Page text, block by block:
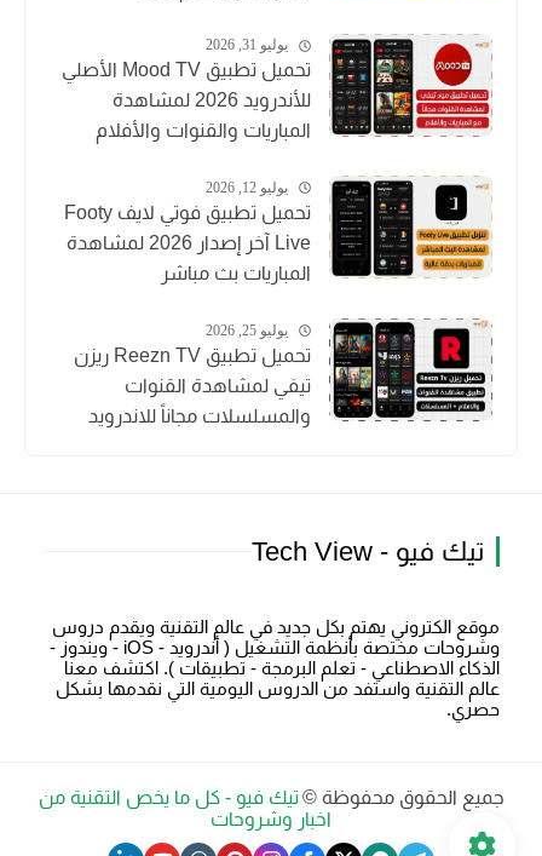
يوليو 31, 2026
تحميل تطبيق Mood TV الأصلي
للأندرويد 2026 لمشاهدة
المباريات والقنوات والأفلام
يوليو 12, 2026
تحميل تطبيق فوتي لايف Footy
Live آخر إصدار 2026 لمشاهدة
المباريات بث مباشر
يوليو 25, 2026
تحميل تطبيق Reezn TV ريزن
تيفي لمشاهدة القنوات
والمسلسلات مجاناً للاندرويد
تيك فيو - Tech View
موقع الكتروني يهتم بكل جديد في عالم التقنية ويقدم دروس
وشروحات مختصة بأنظمة التشغيل ( أندرويد - iOS - ويندوز -
الذكاء الاصطناعي - تعلم البرمجة - تطبيقات ). اكتشف معنا
عالم التقنية واستفد من الدروس اليومية التي نقدمها بشكل
حصري.
جميع الحقوق محفوظة © تيك فيو - كل ما يخص التقنية من
اخبار وشروحات